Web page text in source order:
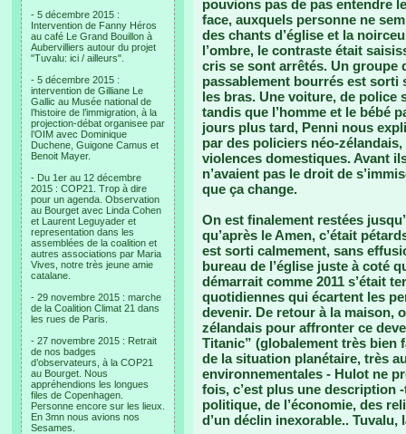
- 5 décembre 2015 :
Intervention de Fanny Héros
au café Le Grand Bouillon à
Aubervilliers autour du projet
"Tuvalu: ici / ailleurs".
- 5 décembre 2015 :
intervention de Gilliane Le
Gallic au Musée national de
l’histoire de l’immigration, à la
projection-débat organisee par
l’OIM avec Dominique
Duchene, Guigone Camus et
Benoit Mayer.
- Du 1er au 12 décembre
2015 : COP21. Trop à dire
pour un agenda. Observation
au Bourget avec Linda Cohen
et Laurent Leguyader et
representation dans les
assemblées de la coalition et
autres associations par Maria
Vives, notre très jeune amie
catalane.
- 29 novembre 2015 : marche
de la Coalition Climat 21 dans
les rues de Paris.
- 27 novembre 2015 : Retrait
de nos badges
d’observateurs, à la COP21
au Bourget. Nous
appréhendions les longues
files de Copenhagen.
Personne encore sur les lieux.
En 3mn nous avions nos
Sesames.
pouvions pas de pas entendre
face, auxquels personne ne
des chants d’église et la
l’ombre, le contraste était
cris se sont arrêtés. Un groupe
passablement bourrés est sorti
les bras. Une voiture, de police
tandis que l’homme et le bébé
jours plus tard, Penni nous
par des policiers néo-
violences domestiques. Avant
n’avaient pas le droit de
que ça change.
On est finalement restées
qu’après le Amen, c’était
est sorti calmement, sans
bureau de l’église juste à coté
démarrait comme 2011 s’était
quotidiennes qui écartent les
devenir. De retour à la maison,
zélandais pour affronter ce
Titanic” (globalement très bien
de la situation planétaire, très
environnementales - Hulot ne
fois, c’est plus une description
politique, de l’économie, des
d’un déclin inexorable..